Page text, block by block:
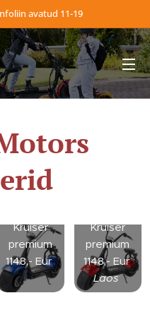
avatud 11-19
Kruiser
premium
1148,- Eur
Kruiser
premium
1148,- Eur
Laos